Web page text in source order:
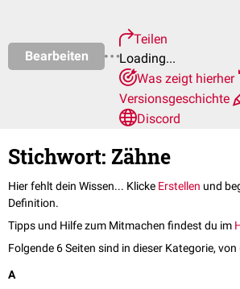
Bearbeiten
Teilen
Loading...
Was zeigt hierher
Versionsgeschichte
Discord
Stichwort: Zähne
Hier fehlt dein Wissen... Klicke Erstellen und
Definition.
Tipps und Hilfe zum Mitmachen findest du im
Folgende 6 Seiten sind in dieser Kategorie,
A